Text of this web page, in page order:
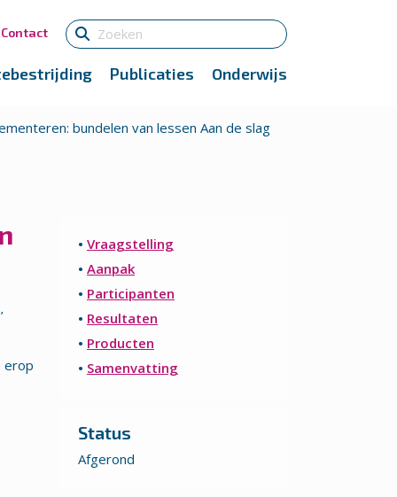
Contact
Publicaties Onderwijs
bundelen van lessen Aan de slag
erop
• Vraagstelling
• Aanpak
• Participanten
• Resultaten
• Producten
• Samenvatting
Status
Afgerond